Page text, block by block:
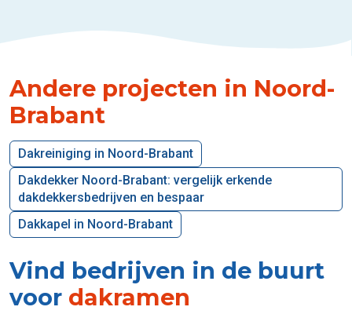
Andere projecten in Noord-
Brabant
Dakreiniging in Noord-Brabant
Dakdekker Noord-Brabant: vergelijk erkende
dakdekkersbedrijven en bespaar
Dakkapel in Noord-Brabant
Vind bedrijven in de buurt
voor dakramen